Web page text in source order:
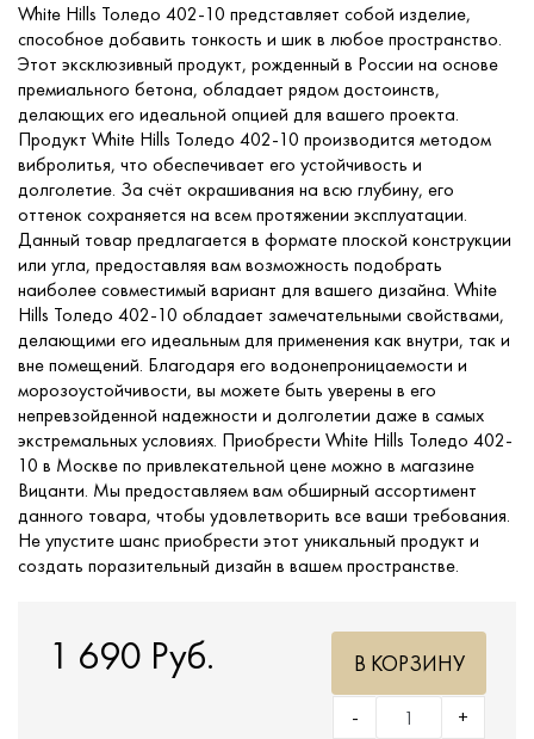
Доставка
Контакты
White Hills Толедо 402-10 представляет собой изделие,
способное добавить тонкость и шик в любое пространство.
Этот эксклюзивный продукт, рожденный в России на основе
премиального бетона, обладает рядом достоинств,
делающих его идеальной опцией для вашего проекта.
Продукт White Hills Толедо 402-10 производится методом
вибролитья, что обеспечивает его устойчивость и
долголетие. За счёт окрашивания на всю глубину, его
оттенок сохраняется на всем протяжении эксплуатации.
Данный товар предлагается в формате плоской конструкции
или угла, предоставляя вам возможность подобрать
наиболее совместимый вариант для вашего дизайна. White
Hills Толедо 402-10 обладает замечательными свойствами,
делающими его идеальным для применения как внутри, так и
вне помещений. Благодаря его водонепроницаемости и
морозоустойчивости, вы можете быть уверены в его
непревзойденной надежности и долголетии даже в самых
экстремальных условиях. Приобрести White Hills Толедо 402-
10 в Москве по привлекательной цене можно в магазине
Вицанти. Мы предоставляем вам обширный ассортимент
данного товара, чтобы удовлетворить все ваши требования.
Не упустите шанс приобрести этот уникальный продукт и
создать поразительный дизайн в вашем пространстве.
1 690 Руб.
+
-
В КОРЗИНУ